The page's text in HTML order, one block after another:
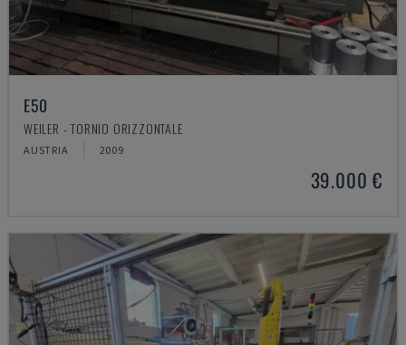
E50
WEILER - TORNIO ORIZZONTALE
AUSTRIA 2009
39.000 €